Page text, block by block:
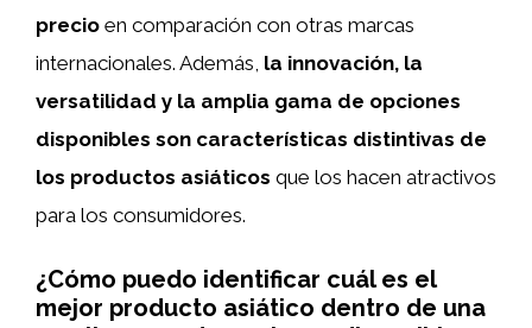
precio en comparación con otras marcas
internacionales. Además, la innovación, la
versatilidad y la amplia gama de opciones
disponibles son características distintivas de
los productos asiáticos que los hacen atractivos
para los consumidores.
¿Cómo puedo identificar cuál es el
mejor producto asiático dentro de una